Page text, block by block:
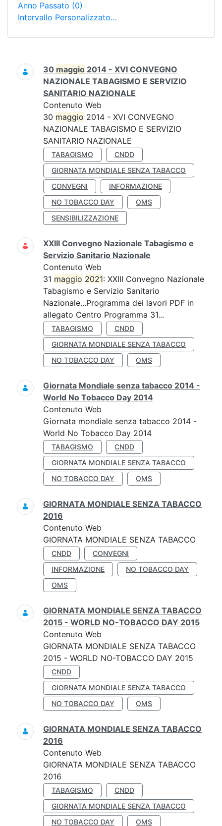
Anno Passato (0)
Intervallo Personalizzato…
Ricerca
30 maggio 2014 - XVI CONVEGNO
NAZIONALE TABAGISMO E SERVIZIO
SANITARIO NAZIONALE
Contenuto Web
30 maggio 2014 - XVI CONVEGNO
NAZIONALE TABAGISMO E SERVIZIO
SANITARIO NAZIONALE
TABAGISMO
CNDD
GIORNATA MONDIALE SENZA TABACCO
CONVEGNI
INFORMAZIONE
NO TOBACCO DAY
OMS
SENSIBILIZZAZIONE
XXIII Convegno Nazionale Tabagismo e
Servizio Sanitario Nazionale
Contenuto Web
31 maggio 2021: XXIII Convegno Nazionale
Tabagismo e Servizio Sanitario
Nazionale...Programma dei lavori PDF in
allegato Centro Programma 31...
TABAGISMO
CNDD
GIORNATA MONDIALE SENZA TABACCO
NO TOBACCO DAY
OMS
Giornata Mondiale senza tabacco 2014 -
World No Tobacco Day 2014
Contenuto Web
Giornata mondiale senza tabacco 2014 -
World No Tobacco Day 2014
TABAGISMO
CNDD
GIORNATA MONDIALE SENZA TABACCO
NO TOBACCO DAY
OMS
GIORNATA MONDIALE SENZA TABACCO
2016
Contenuto Web
GIORNATA MONDIALE SENZA TABACCO
CNDD
CONVEGNI
INFORMAZIONE
NO TOBACCO DAY
OMS
GIORNATA MONDIALE SENZA TABACCO
2015 - WORLD NO-TOBACCO DAY 2015
Contenuto Web
GIORNATA MONDIALE SENZA TABACCO
2015 - WORLD NO-TOBACCO DAY 2015
CNDD
GIORNATA MONDIALE SENZA TABACCO
NO TOBACCO DAY
OMS
GIORNATA MONDIALE SENZA TABACCO
2016
Contenuto Web
GIORNATA MONDIALE SENZA TABACCO
2016
TABAGISMO
CNDD
GIORNATA MONDIALE SENZA TABACCO
NO TOBACCO DAY
OMS